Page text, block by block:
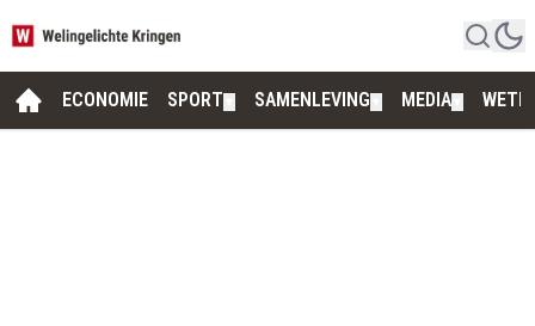
ECONOMIE SPORT SAMENLEVING MEDIA